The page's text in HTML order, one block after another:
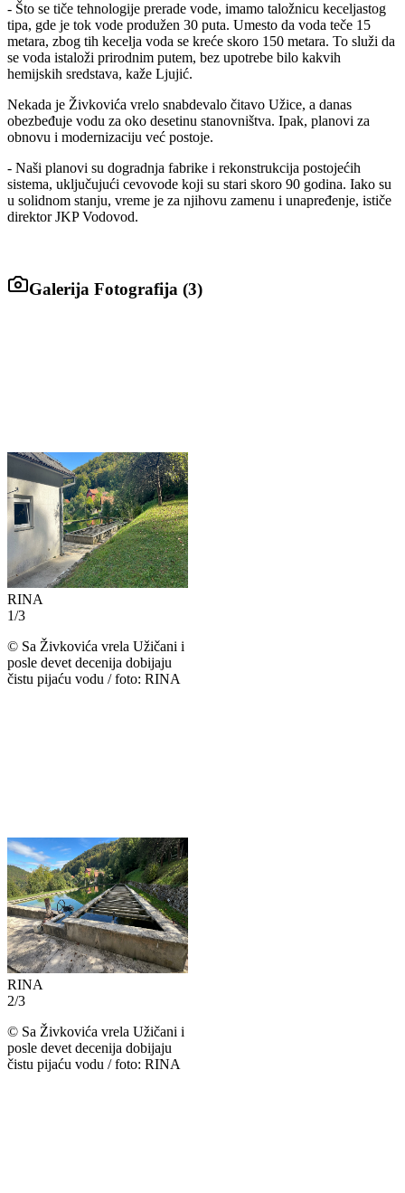
- Što se tiče tehnologije prerade vode, imamo taložnicu keceljastog
tipa, gde je tok vode produžen 30 puta. Umesto da voda teče 15
metara, zbog tih kecelja voda se kreće skoro 150 metara. To služi da
se voda istaloži prirodnim putem, bez upotrebe bilo kakvih
hemijskih sredstava, kaže Ljujić.
Nekada je Živkovića vrelo snabdevalo čitavo Užice, a danas
obezbeđuje vodu za oko desetinu stanovništva. Ipak, planovi za
obnovu i modernizaciju već postoje.
- Naši planovi su dogradnja fabrike i rekonstrukcija postojećih
sistema, uključujući cevovode koji su stari skoro 90 godina. Iako su
u solidnom stanju, vreme je za njihovu zamenu i unapređenje, ističe
direktor JKP Vodovod.
Galerija Fotografija (3)
RINA
1/3
© Sa Živkovića vrela Užičani i
posle devet decenija dobijaju
čistu pijaću vodu / foto: RINA
RINA
2/3
© Sa Živkovića vrela Užičani i
posle devet decenija dobijaju
čistu pijaću vodu / foto: RINA